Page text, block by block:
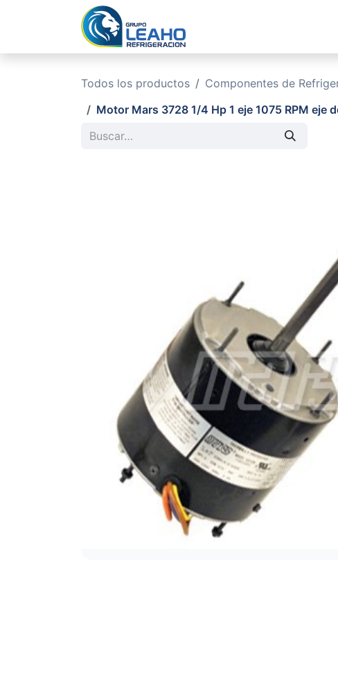
Todos los productos Componentes de
Motor Mars 3728 1/4 Hp 1 eje 1075 RPM